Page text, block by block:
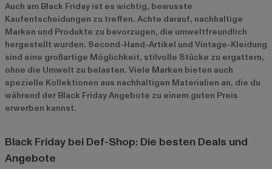
Auch am Black Friday ist es wichtig, bewusste
Kaufentscheidungen zu treffen. Achte darauf, nachhaltige
Marken und Produkte zu bevorzugen, die umweltfreundlich
hergestellt wurden. Second-Hand-Artikel und Vintage-Kleidung
sind eine großartige Möglichkeit, stilvolle Stücke zu ergattern,
ohne die Umwelt zu belasten. Viele Marken bieten auch
spezielle Kollektionen aus nachhaltigen Materialien an, die du
während der Black Friday Angebote zu einem guten Preis
erwerben kannst.
Black Friday bei Def-Shop: Die besten Deals und
Angebote